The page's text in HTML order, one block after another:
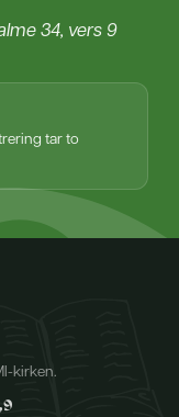
34, vers 9
tar to
kirken.